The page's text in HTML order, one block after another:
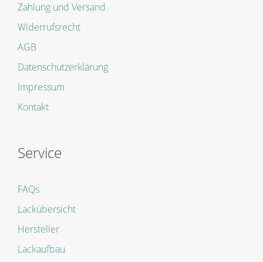
Zahlung und Versand
Widerrufsrecht
AGB
Datenschutzerklärung
Impressum
Kontakt
Service
FAQs
Lackübersicht
Hersteller
Lackaufbau